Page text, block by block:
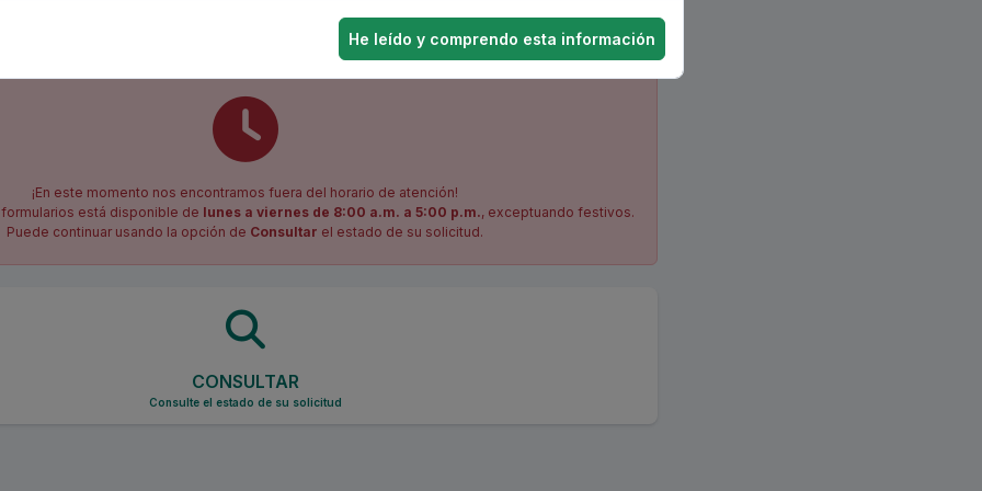
¡En este momento nos encontramos fuera del horario de atención!
está disponible de lunes a viernes de 8:00 a.m. a 5:00 p.m., exceptuando festivos.
Puede continuar usando la opción de Consultar el estado de su solicitud.
CONSULTAR
Consulte el estado de su solicitud
He leído y comprendo esta información